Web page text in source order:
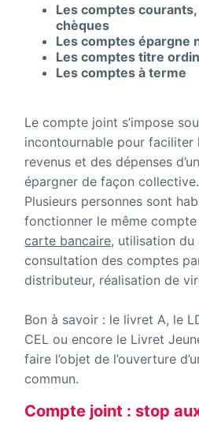
Les comptes
chèques
Les comptes épargne
Les comptes titre
Les comptes à terme
Le compte joint s’impose
incontournable pour faciliter
revenus et des dépenses
épargner de façon
Plusieurs personnes sont
fonctionner le même
carte bancaire, utilisation du
consultation des comptes
distributeur, réalisation de
Bon à savoir : le livret A, le
CEL ou encore le Livret
faire l’objet de l’ouverture
commun.
Compte joint : stop